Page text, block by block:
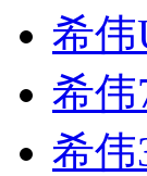
希伟
希伟
希伟